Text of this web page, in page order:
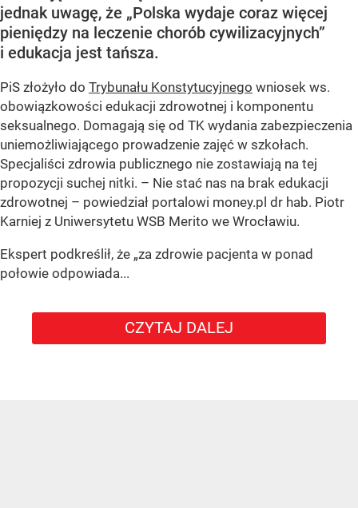
jednak uwagę, że „Polska wydaje coraz więcej
pieniędzy na leczenie chorób cywilizacyjnych”
i edukacja jest tańsza.
PiS złożyło do Trybunału Konstytucyjnego wniosek ws.
obowiązkowości edukacji zdrowotnej i komponentu
seksualnego. Domagają się od TK wydania zabezpieczenia
uniemożliwiającego prowadzenie zajęć w szkołach.
Specjaliści zdrowia publicznego nie zostawiają na tej
propozycji suchej nitki. – Nie stać nas na brak edukacji
zdrowotnej – powiedział portalowi money.pl dr hab. Piotr
Karniej z Uniwersytetu WSB Merito we Wrocławiu.
Ekspert podkreślił, że „za zdrowie pacjenta w ponad
połowie odpowiada...
CZYTAJ DALEJ